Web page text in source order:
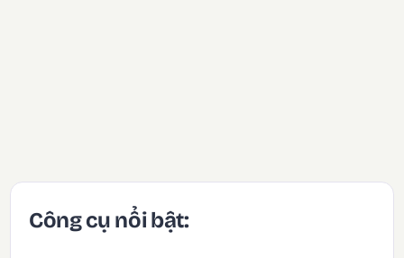
Công cụ nổi bật: